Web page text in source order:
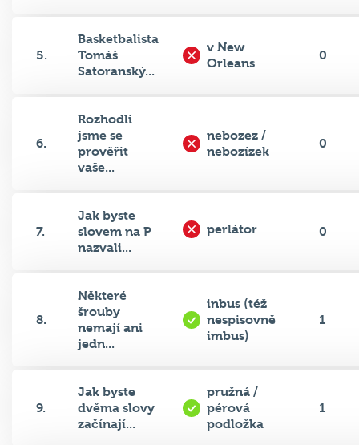
5.
Basketbalista
Tomáš
Satoranský...
v New
Orleans
0
6.
Rozhodli
jsme se
prověřit
vaše...
nebozez /
nebozízek
0
7.
Jak byste
slovem na P
nazvali...
perlátor 0
8.
Některé
šrouby
nemají ani
jedn...
inbus (též
nespisovně
imbus)
1
9.
Jak byste
dvěma slovy
začínají...
pružná /
pérová
podložka
1